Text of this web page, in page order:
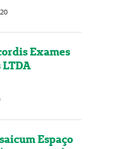
Exames
Espaço